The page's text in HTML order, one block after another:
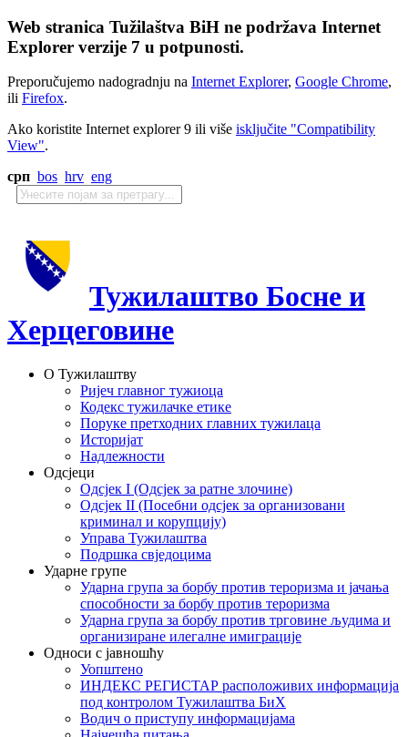
Web stranica Tužilaštva BiH ne podržava Internet
Explorer verzije 7 u potpunosti.
Preporučujemo nadogradnju na Internet Explorer, Google Chrome,
ili Firefox.
Ako koristite Internet explorer 9 ili više isključite "Compatibility
View".
срп bos hrv eng
Тужилаштво Босне и
Херцеговине
О Тужилаштву
Ријеч главног тужиоца
Кодекс тужилачке етике
Поруке претходних главних тужилаца
Историјат
Надлежности
Одсјеци
Одсјек I (Одсјек за ратне злочине)
Одсјек II (Посебни одсјек за организовани
криминал и корупцију)
Управа Тужилаштва
Подршка свједоцима
Ударне групе
Ударна група за борбу против тероризма и јачања
способности за борбу против тероризма
Ударна група за борбу против трговине људима и
организиране илегалне имиграције
Односи с јавношћу
Уопштено
ИНДЕКС РЕГИСТАР расположивих информација
под контролом Тужилаштва БиХ
Водич о приступу информацијама